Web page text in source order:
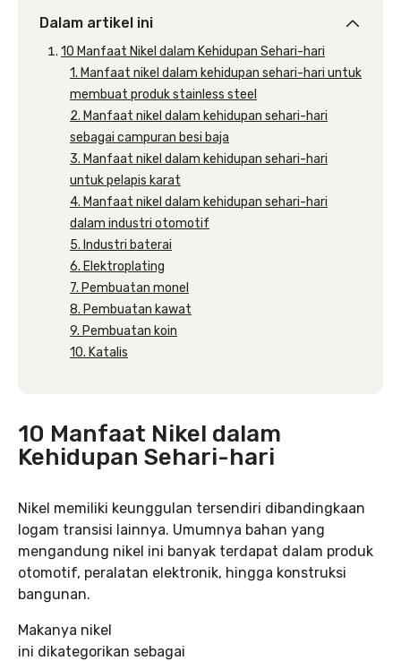
Dalam artikel ini
10 Manfaat Nikel dalam Kehidupan Sehari-hari
1. Manfaat nikel dalam kehidupan sehari-hari untuk
membuat produk stainless steel
2. Manfaat nikel dalam kehidupan sehari-hari
sebagai campuran besi baja
3. Manfaat nikel dalam kehidupan sehari-hari
untuk pelapis karat
4. Manfaat nikel dalam kehidupan sehari-hari
dalam industri otomotif
5. Industri baterai
6. Elektroplating
7. Pembuatan monel
8. Pembuatan kawat
9. Pembuatan koin
10. Katalis
10 Manfaat Nikel dalam
Kehidupan Sehari-hari
Nikel memiliki keunggulan tersendiri dibandingkaan
logam transisi lainnya. Umumnya bahan yang
mengandung nikel ini banyak terdapat dalam produk
otomotif, peralatan elektronik, hingga konstruksi
bangunan.
Makanya nikel
ini dikategorikan sebagai